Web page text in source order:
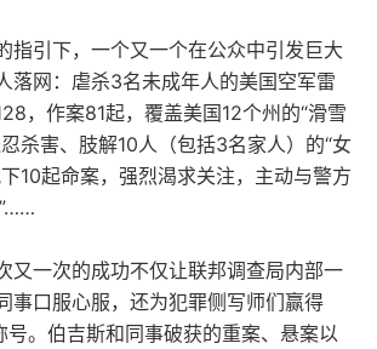
指引下，一个又一个在公众中引发巨大
落网：虐杀3名未成年人的美国空军雷
，作案81起，覆盖美国12个州的“滑雪
杀害、肢解10人（包括3名家人）的“女
10起命案，强烈渴求关注，主动与警方
又一次的成功不仅让联邦调查局内部一
事口服心服，还为犯罪侧写师们赢得
号。伯吉斯和同事破获的重案、悬案以